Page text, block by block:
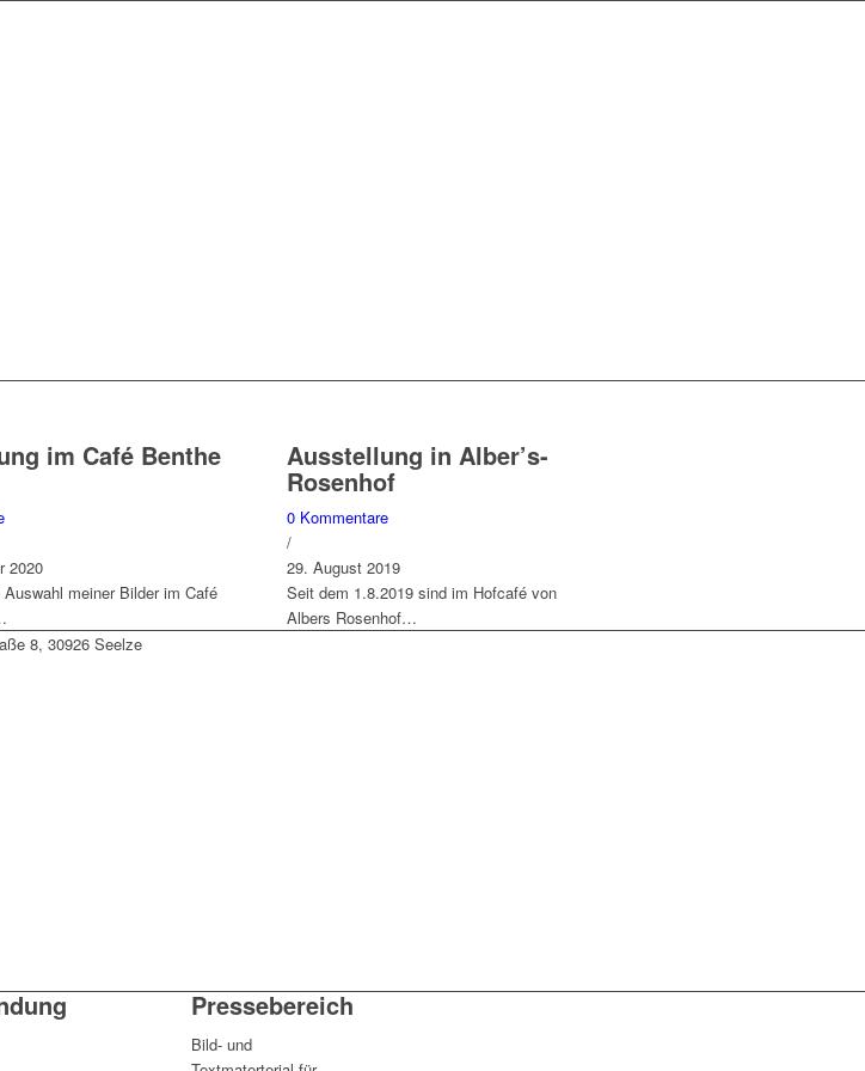
im Café Benthe
2020
meiner Bilder im Café
Ausstellung in Alber’s-
Rosenhof
0 Kommentare
/
29. August 2019
Seit dem 1.8.2019 sind im Hofcafé von
Albers Rosenhof…
8, 30926 Seelze
Pressebereich
Bild- und